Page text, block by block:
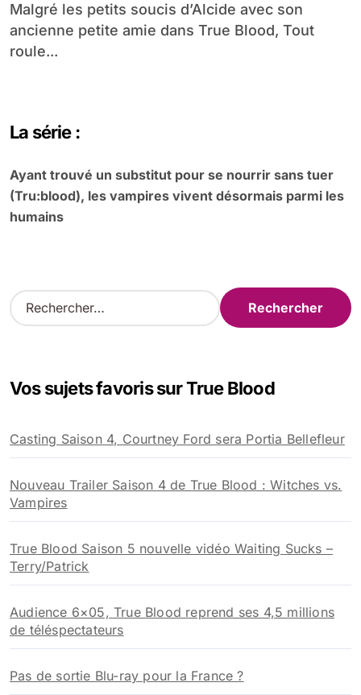
Malgré les petits soucis d’Alcide avec son
ancienne petite amie dans True Blood, Tout
roule...
La série :
Ayant trouvé un substitut pour se nourrir sans tuer
(Tru:blood), les vampires vivent désormais parmi les
humains
R
e
r
e
r
:
Vos sujets favoris sur True Blood
Casting Saison 4, Courtney Ford sera Portia Bellefleur
Nouveau Trailer Saison 4 de True Blood : Witches vs.
Vampires
True Blood Saison 5 nouvelle vidéo Waiting Sucks –
Terry/Patrick
Audience 6×05, True Blood reprend ses 4,5 millions
de téléspectateurs
Pas de sortie Blu-ray pour la France ?